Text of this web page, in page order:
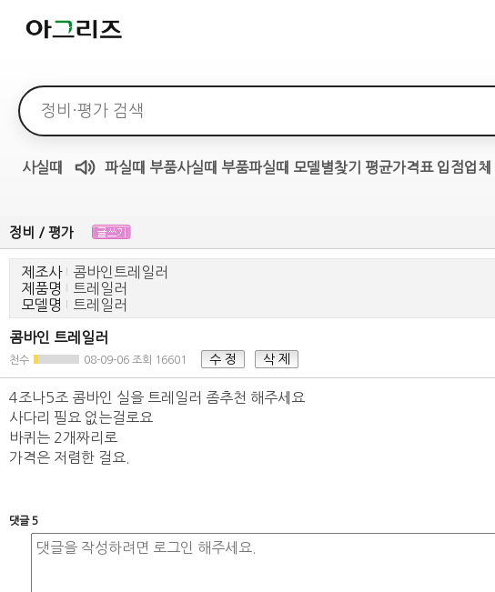
검색어
사실때
매물무료듣기
파실때 부품사실때 부품파실때 모델별찾기 평균가격표 입점업체
정비 / 평가
제조사
콤바인트레일러
제품명
트레일러
모델명
트레일러
콤바인 트레일러
천수 08-09-06 조회 16601 수 정 삭 제
4조나5조 콤바인 실을 트레일러 좀추천 해주세요
사다리 필요 없는걸로요
바퀴는 2개짜리로
가격은 저렴한 걸요.
댓글 5